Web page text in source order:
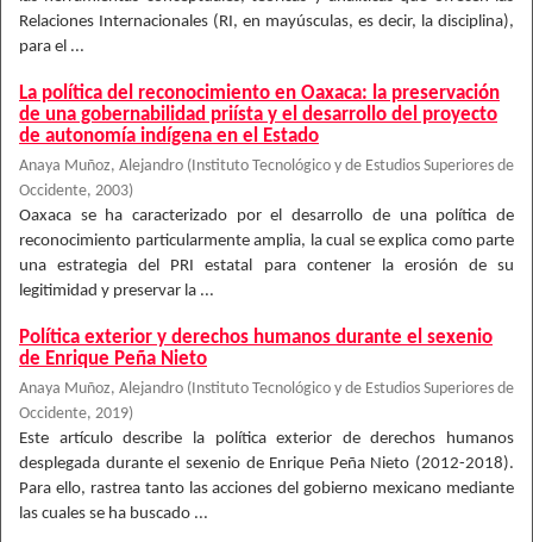
Relaciones Internacionales (RI, en mayúsculas, es decir, la disciplina),
para el ...
La política del reconocimiento en Oaxaca: la preservación
de una gobernabilidad priísta y el desarrollo del proyecto
de autonomía indígena en el Estado
Anaya Muñoz, Alejandro ( Instituto Tecnológico y de Estudios Superiores de
Occidente, 2003)
Oaxaca se ha caracterizado por el desarrollo de una política de
reconocimiento particularmente amplia, la cual se explica como parte
una estrategia del PRI estatal para contener la erosión de su
legitimidad y preservar la ...
Política exterior y derechos humanos durante el sexenio
de Enrique Peña Nieto
Anaya Muñoz, Alejandro ( Instituto Tecnológico y de Estudios Superiores de
Occidente, 2019)
Este artículo describe la política exterior de derechos humanos
desplegada durante el sexenio de Enrique Peña Nieto (2012-2018).
Para ello, rastrea tanto las acciones del gobierno mexicano mediante
las cuales se ha buscado ...